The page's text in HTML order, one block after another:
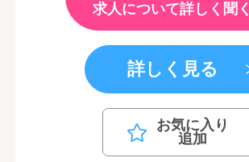
求人について詳しく聞く
詳しく見る
お気に入り
追加